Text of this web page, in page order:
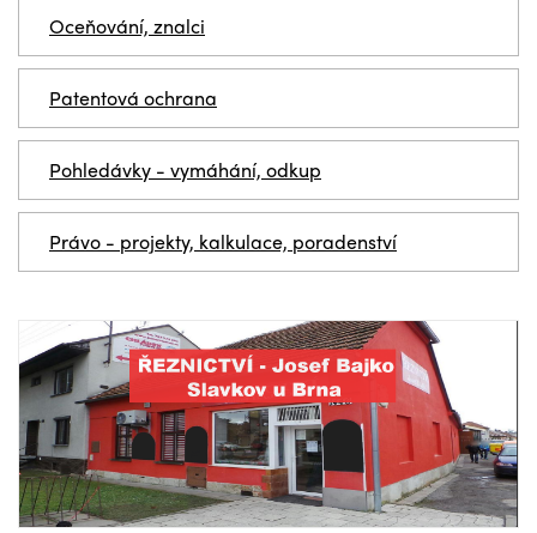
Oceňování, znalci
Patentová ochrana
Pohledávky - vymáhání, odkup
Právo - projekty, kalkulace, poradenství